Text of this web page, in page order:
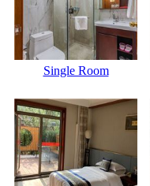
Single Room